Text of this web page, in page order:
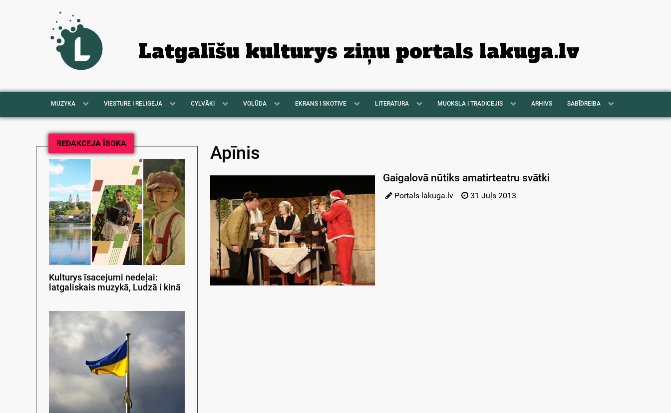
Latgalīšu kulturys ziņu portals lakuga.lv
MUZYKA VIESTURE I RELIGEJA CYLVĀKI VOLŪDA EKRANS I SKOTIVE LITERATURA MUOKSLA I TRADICEJIS ARHIVS SABĪDREIBA
REDAKCEJA ĪSOKA
Kulturys īsacejumi nedeļai:
latgaliskais muzykā, Ludzā i kinā
Apīnis
Gaigalovā nūtiks amatirteatru svātki
Portals lakuga.lv 31 Juļs 2013